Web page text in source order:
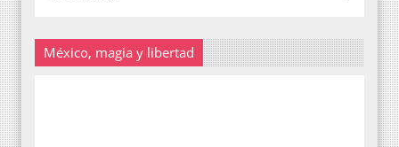
México, magia y libertad